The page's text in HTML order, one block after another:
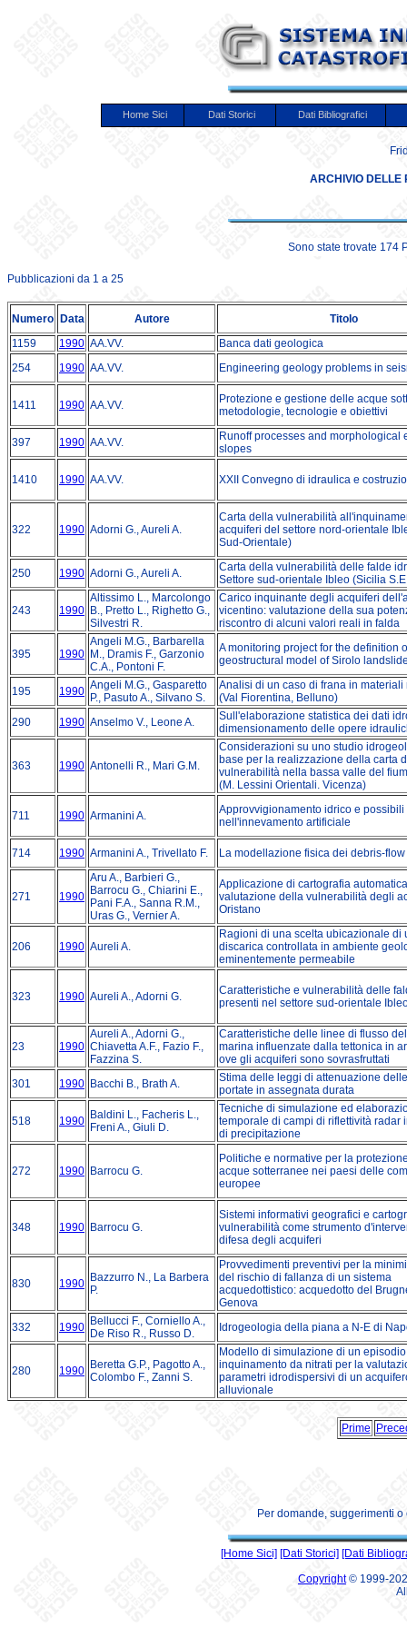
ARCHIVIO DELLE
Sono state trovate 174
Pubblicazioni da 1 a 25
Numero Data Autore
Titolo
1159
1990 AA.VV.
Banca dati geologica
254
1990 AA.VV. Engineering geology problems in
1411 1990 AA.VV.
Protezione e gestione delle acque
metodologie, tecnologie e obiettivi
397 1990 AA.VV.
Runoff processes and morphological
slopes
1410 1990 AA.VV. XXII Convegno di idraulica e
322 1990 Adorni G., Aureli A.
Carta della vulnerabilità
acquiferi del settore nord-orientale
Sud-Orientale)
250 1990 Adorni G., Aureli A.
Carta della vulnerabilità delle falde
Settore sud-orientale Ibleo (Sicilia
243 1990
Altissimo L., Marcolongo
B., Pretto L., Righetto G.,
Silvestri R.
Carico inquinante degli acquiferi
vicentino: valutazione della sua
riscontro di alcuni valori reali in falda
395 1990
Angeli M.G., Barbarella
M., Dramis F., Garzonio
C.A., Pontoni F.
A monitoring project for the definition
geostructural model of Sirolo
195 1990 Angeli M.G., Gasparetto
P., Pasuto A., Silvano S.
Analisi di un caso di frana in materiali
(Val Fiorentina, Belluno)
290
1990 Anselmo V., Leone A.
Sull'elaborazione statistica dei dati
dimensionamento delle opere
363 1990 Antonelli R., Mari G.M.
Considerazioni su uno studio
base per la realizzazione della carta
vulnerabilità nella bassa valle del
(M. Lessini Orientali. Vicenza)
711 1990 Armanini A.
Approvvigionamento idrico e
nell'innevamento artificiale
714 1990 Armanini A., Trivellato F. La modellazione fisica dei debris-flow
271 1990
Aru A., Barbieri G.,
Barrocu G., Chiarini E.,
Pani F.A., Sanna R.M.,
Uras G., Vernier A.
Applicazione di cartografia
valutazione della vulnerabilità degli
Oristano
206 1990 Aureli A.
Ragioni di una scelta ubicazionale di
discarica controllata in ambiente
eminentemente permeabile
323 1990 Aureli A., Adorni G.
Caratteristiche e vulnerabilità delle
presenti nel settore sud-orientale
23 1990
Aureli A., Adorni G.,
Chiavetta A.F., Fazio F.,
Fazzina S.
Caratteristiche delle linee di flusso
marina influenzate dalla tettonica in
ove gli acquiferi sono sovrasfruttati
301
1990 Bacchi B., Brath A.
Stima delle leggi di attenuazione
portate in assegnata durata
518 1990 Baldini L., Facheris L.,
Freni A., Giuli D.
Tecniche di simulazione ed
temporale di campi di riflettività radar
di precipitazione
272 1990 Barrocu G.
Politiche e normative per la
acque sotterranee nei paesi delle
europee
348 1990 Barrocu G.
Sistemi informativi geografici e
vulnerabilità come strumento
difesa degli acquiferi
830 1990 Bazzurro N., La Barbera
P.
Provvedimenti preventivi per la
del rischio di fallanza di un sistema
acquedottistico: acquedotto del
Genova
332
1990 Bellucci F., Corniello A.,
De Riso R., Russo D.
Idrogeologia della piana a N-E di
280 1990 Beretta G.P., Pagotto A.,
Colombo F., Zanni S.
Modello di simulazione di un
inquinamento da nitrati per la
parametri idrodispersivi di un
alluvionale
Prime
Per domande, suggerimenti
[Home Sici] [Dati Storici] [Dati
Copyright© 1999-
Home Sici Dati Storici Dati Bibliografici